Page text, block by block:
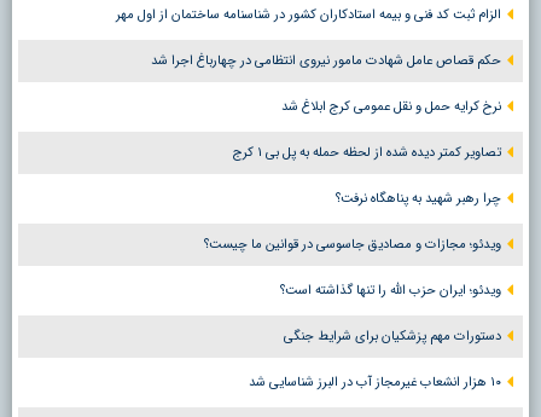
الزام ثبت کد فنی و بیمه استادکاران کشور در شناسنامه ساختمان از اول مهر
حکم قصاص عامل شهادت مامور نیروی انتظامی در چهارباغ اجرا شد
نرخ کرایه حمل و نقل عمومی کرج ابلاغ شد
تصاویر کمتر دیده شده از لحظه حمله به پل بی ۱ کرج
چرا رهبر شهید به پناهگاه نرفت؟
ویدئو؛ مجازات و مصادیق جاسوسی در قوانین ما چیست؟
ویدئو؛ ایران حزب الله را تنها گذاشته است؟
دستورات مهم پزشکیان برای شرایط جنگی
۱۰ هزار انشعاب غیرمجاز آب در البرز شناسایی شد